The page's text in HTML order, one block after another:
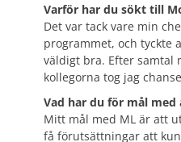
Varför har du sökt till
Det var tack vare min
programmet, och tyckte
väldigt bra. Efter samtal
kollegorna tog jag
Vad har du för mål
Mitt mål med ML är att
få förutsättningar att